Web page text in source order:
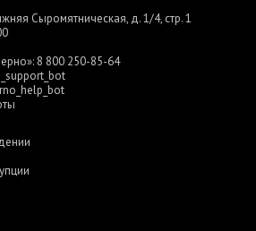
Сыромятническая, д. 1/4, стр. 1
8 800 250-85-64